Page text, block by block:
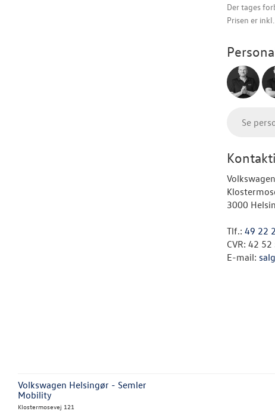
Der tages
Prisen er
Se
3000
Tlf.: 49 22
CVR: 42
E-mail:
Volkswagen Helsingør - Semler
Mobility
Klostermosevej 121